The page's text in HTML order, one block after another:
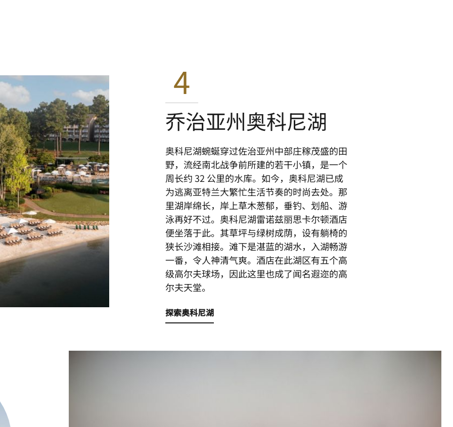
4
乔治亚州奥科尼湖
奥科尼湖蜿蜒穿过佐治亚州中部庄稼茂盛的田
野，流经南北战争前所建的若干小镇，是一个
周长约 32 公里的水库。如今，奥科尼湖已成
为逃离亚特兰大繁忙生活节奏的时尚去处。那
里湖岸绵长，岸上草木葱郁，垂钓、划船、游
泳再好不过。奥科尼湖雷诺兹丽思卡尔顿酒店
便坐落于此。其草坪与绿树成荫，设有躺椅的
狭长沙滩相接。滩下是湛蓝的湖水，入湖畅游
一番，令人神清气爽。酒店在此湖区有五个高
级高尔夫球场，因此这里也成了闻名遐迩的高
尔夫天堂。
探索奥科尼湖